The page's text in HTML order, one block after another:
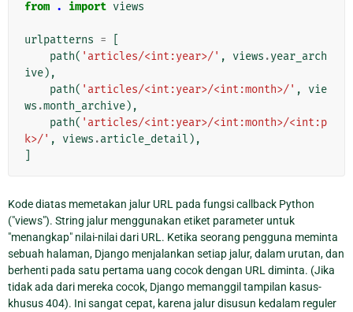
from . import views
urlpatterns =
path( 'articles/<int:year>/' , views .year_arch
ive),
path( 'articles/<int:year>/<int:month>/' ,
vie
ws .month_archive),
path( 'articles/<int:year>/<int:month>/<int:p
k>/' , views .article_detail ),
Kode diatas memetakan jalur URL pada fungsi callback Python
("views"). String jalur menggunakan etiket parameter untuk
"menangkap" nilai-nilai dari URL. Ketika seorang pengguna meminta
sebuah halaman, Django menjalankan setiap jalur, dalam urutan, dan
berhenti pada satu pertama uang cocok dengan URL diminta. (Jika
tidak ada dari mereka cocok, Django memanggil tampilan kasus-
khusus 404). Ini sangat cepat, karena jalur disusun kedalam reguler